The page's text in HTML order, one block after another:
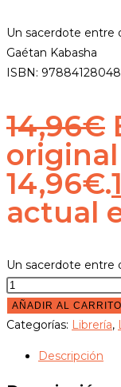
Un sacerdote entre
Gaétan Kabasha
ISBN:
14,96€
original
14,96€.
actual
Un sacerdote entre
AÑADIR AL CARRITO
Categorías: Librería,
Descripción